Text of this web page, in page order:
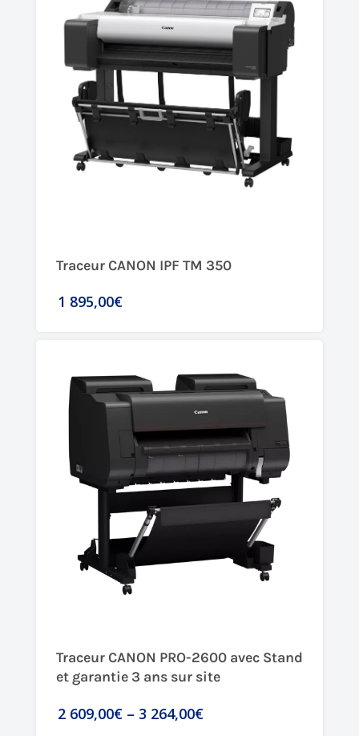
Traceur CANON IPF TM 350
1 895,00€
Traceur CANON PRO-2600 avec Stand
et garantie 3 ans sur site
2 609,00€ – 3 264,00€